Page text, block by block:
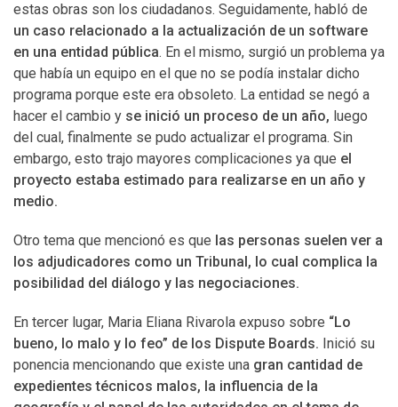
estas obras son los ciudadanos. Seguidamente, habló de
un caso relacionado a la actualización de un software
en una entidad pública. En el mismo, surgió un problema ya
que había un equipo en el que no se podía instalar dicho
programa porque este era obsoleto. La entidad se negó a
hacer el cambio y se inició un proceso de un año, luego
del cual, finalmente se pudo actualizar el programa. Sin
embargo, esto trajo mayores complicaciones ya que el
proyecto estaba estimado para realizarse en un año y
medio.
Otro tema que mencionó es que las personas suelen ver a
los adjudicadores como un Tribunal, lo cual complica la
posibilidad del diálogo y las negociaciones.
En tercer lugar, Maria Eliana Rivarola expuso sobre “Lo
bueno, lo malo y lo feo” de los Dispute Boards. Inició su
ponencia mencionando que existe una gran cantidad de
expedientes técnicos malos, la influencia de la